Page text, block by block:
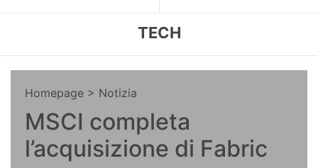
TECH
Homepage > Notizia
MSCI completa
l’acquisizione di Fabric